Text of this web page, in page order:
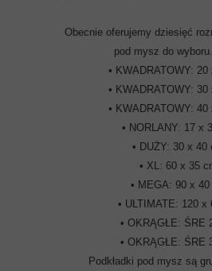
Obecnie oferujemy dziesięć
pod mysz do
• KWADRATOWY: 20
• KWADRATOWY: 30
• KWADRATOWY: 40
• NORLANY: 17 x
• DUŻY: 30 x 40
• XL: 60 x 35
• MEGA: 90 x 40
• ULTIMATE: 120 x
• OKRĄGŁE: ŚRE
• OKRĄGŁE: ŚRE
Podkładki pod mysz są